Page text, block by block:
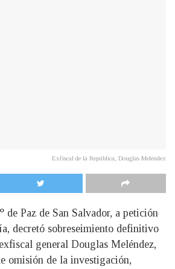
Exfiscal de la República, Douglas Meléndez
de Paz de San Salvador, a petición
decretó sobreseimiento definitivo
general Douglas Meléndez,
omisión de la investigación,